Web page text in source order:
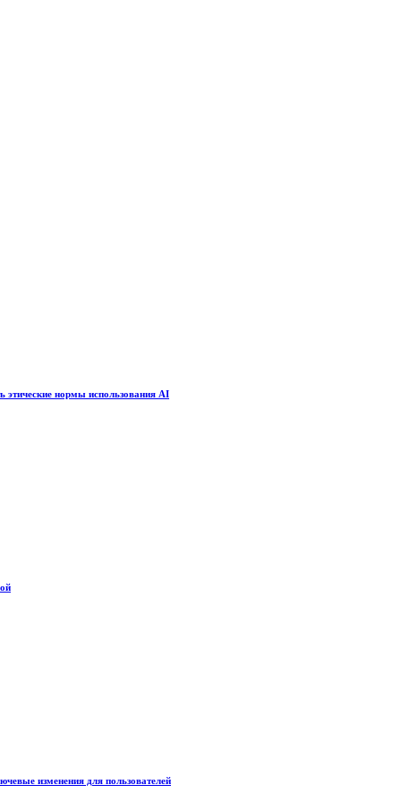
этические нормы использования AI
изменения для пользователей